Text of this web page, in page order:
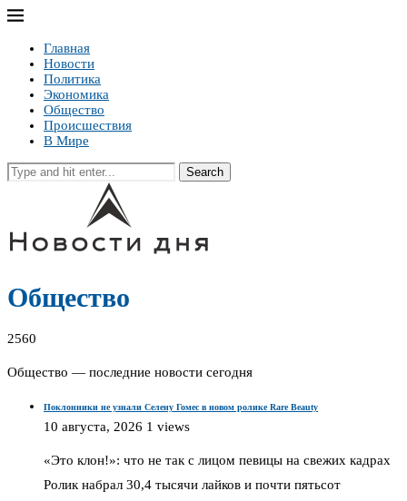
Главная
Новости
Политика
Экономика
Общество
Происшествия
В Мире
Search
Общество
2560
Общество — последние новости сегодня
Поклонники не узнали Селену Гомес в новом ролике Rare Beauty
10 августа, 2026 1 views
«Это клон!»: что не так с лицом певицы на свежих кадрах
Ролик набрал 30,4 тысячи лайков и почти пятьсот